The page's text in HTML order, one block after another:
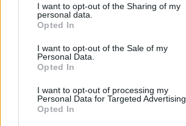
I want to opt-out of the Sharing of my
personal data.
Opted In
I want to opt-out of the Sale of my
Personal Data.
Opted In
I want to opt-out of processing my
Personal Data for Targeted Advertising.
Opted In
ΡΟΗ ΕΙΔΗΣΕΩΝ